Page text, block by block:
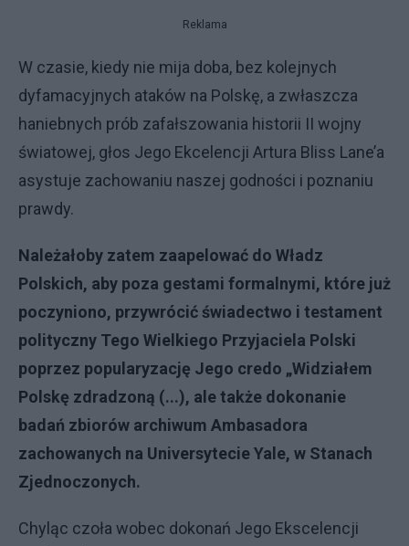
Reklama
W czasie, kiedy nie mija doba, bez kolejnych
dyfamacyjnych ataków na Polskę, a zwłaszcza
haniebnych prób zafałszowania historii II wojny
światowej, głos Jego Ekcelencji Artura Bliss Lane’a
asystuje zachowaniu naszej godności i poznaniu
prawdy.
Należałoby zatem zaapelować do Władz
Polskich, aby poza gestami formalnymi, które już
poczyniono, przywrócić świadectwo i testament
polityczny Tego Wielkiego Przyjaciela Polski
poprzez popularyzację Jego credo „Widziałem
Polskę zdradzoną (...), ale także dokonanie
badań zbiorów archiwum Ambasadora
zachowanych na Universytecie Yale, w Stanach
Zjednoczonych.
Chyląc czoła wobec dokonań Jego Ekscelencji